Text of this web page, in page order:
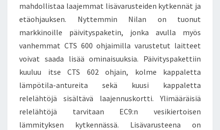
mahdollistaa laajemmat lisävarusteiden kytkennät ja
etäohjauksen. Nyttemmin Nilan on tuonut
markkinoille päivityspaketin, jonka avulla myös
vanhemmat CTS 600 ohjaimilla varustetut laitteet
voivat saada lisää ominaisuuksia. Päivityspakettiin
kuuluu itse CTS 602 ohjain, kolme kappaletta
lämpötila-antureita sekä kuusi kappaletta
relelähtöjä sisältävä laajennuskortti. Ylimääräisiä
relelähtöjä tarvitaan EC9:n vesikiertoisen
lämmityksen kytkennässä. Lisävarusteena on